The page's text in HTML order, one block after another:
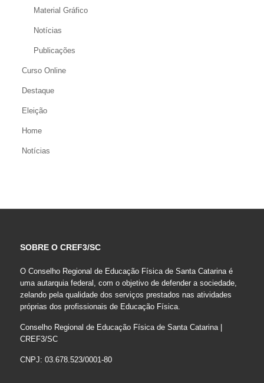
Material Gráfico
Notícias
Publicações
Curso Online
Destaque
Eleição
Home
Notícias
SOBRE O CREF3/SC
O Conselho Regional de Educação Física de Santa Catarina é
uma autarquia federal, com o objetivo de defender a sociedade,
zelando pela qualidade dos serviços prestados nas atividades
próprias dos profissionais de Educação Física.
Conselho Regional de Educação Física de Santa Catarina |
CREF3/SC
CNPJ: 03.678.523/0001-80